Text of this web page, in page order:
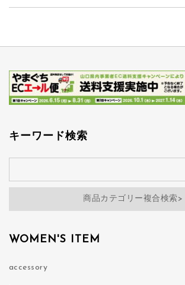
キーワード検索
商品カテゴリー複合検索>
WOMEN'S ITEM
accessory